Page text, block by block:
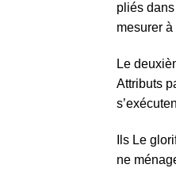
pliés
mesurer
Le
Attributs
Ils Le
ne